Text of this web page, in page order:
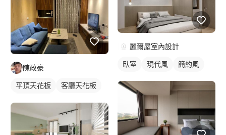
陳政豪
平頂天花板
客廳天花板
麗爾屋室內設計
臥室 現代風 簡約風